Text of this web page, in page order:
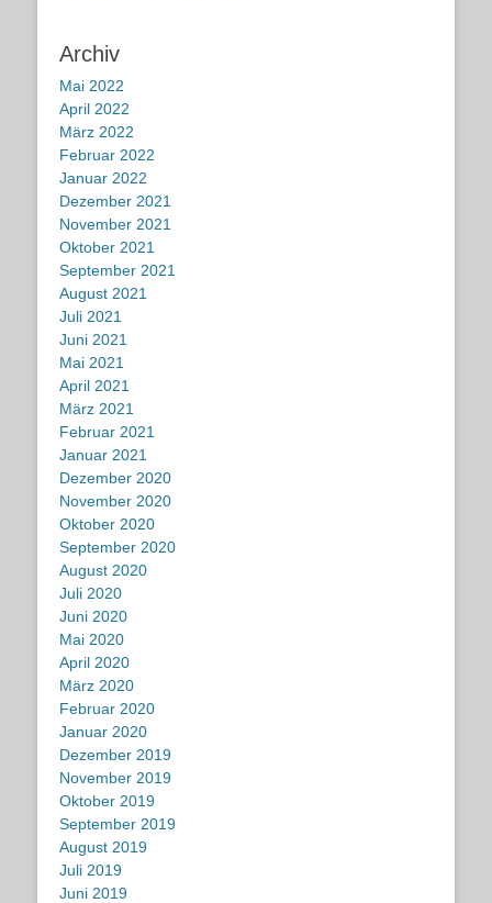
Archiv
Mai 2022
April 2022
März 2022
Februar 2022
Januar 2022
Dezember 2021
November 2021
Oktober 2021
September 2021
August 2021
Juli 2021
Juni 2021
Mai 2021
April 2021
März 2021
Februar 2021
Januar 2021
Dezember 2020
November 2020
Oktober 2020
September 2020
August 2020
Juli 2020
Juni 2020
Mai 2020
April 2020
März 2020
Februar 2020
Januar 2020
Dezember 2019
November 2019
Oktober 2019
September 2019
August 2019
Juli 2019
Juni 2019